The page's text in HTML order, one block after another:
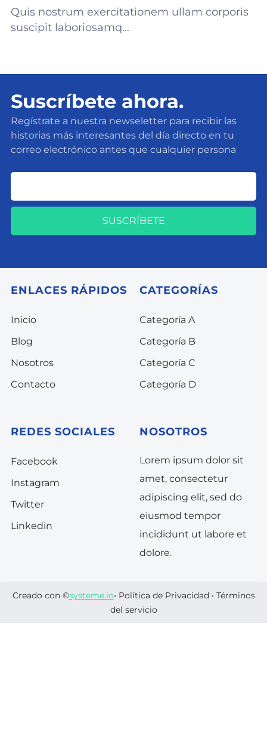
Quis nostrum exercitationem ullam corporis
suscipit laboriosamq...
Suscríbete ahora.
Regístrate a nuestra newseletter para recibir las
historias más interesantes del día directo en tu
correo electrónico antes que cualquier persona
SUSCRÍBETE
ENLACES RÁPIDOS
Inicio
Blog
Nosotros
Contacto
CATEGORÍAS
Categoría A
Categoría B
Categoría C
Categoría D
REDES SOCIALES
Facebook
Instagram
Twitter
Linkedin
NOSOTROS
Lorem ipsum dolor sit
amet, consectetur
adipiscing elit, sed do
eiusmod tempor
incididunt ut labore et
dolore.
Creado con ©systeme.io• Política de Privacidad • Términos
del servicio